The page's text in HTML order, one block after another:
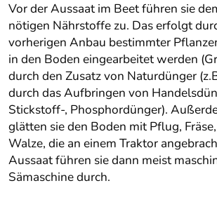
Vor der Aussaat im Beet führen sie
nötigen Nährstoffe zu. Das erfolgt
vorherigen Anbau bestimmter
in den Boden eingearbeitet werden
durch den Zusatz von Naturdünger
durch das Aufbringen von
Stickstoff-, Phosphordünger).
glätten sie den Boden mit Pflug,
Walze, die an einem Traktor
Aussaat führen sie dann meist
Sämaschine durch.